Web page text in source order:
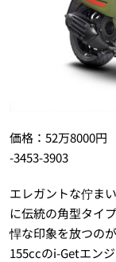
価格：52万8000
-3453-3903
エレガントな佇ま
に伝統の角型タイ
悍な印象を放つの
155ccのi-Getエン